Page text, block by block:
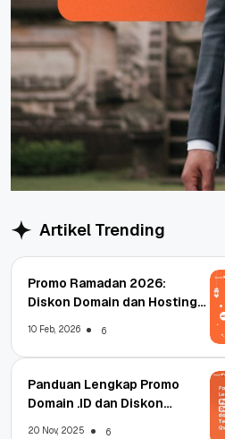
Artikel Trending
Promo Ramadan 2026:
Diskon Domain dan Hosting
10 Feb, 2026 6
Panduan Lengkap Promo
Domain .ID dan Diskon
20 Nov, 2025 6